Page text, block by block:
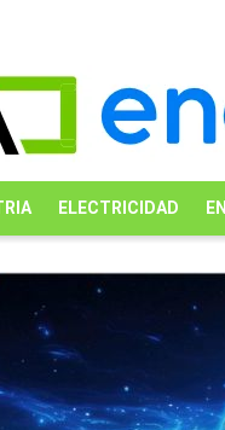
ELECTRICIDAD